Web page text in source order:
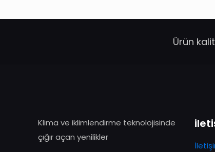
Ürün
Klima ve iklimlendirme teknolojisinde
çığır açan yenilikler